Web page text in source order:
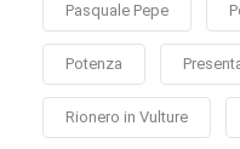
Pasquale Pepe
Potenza
Rionero in Vulture